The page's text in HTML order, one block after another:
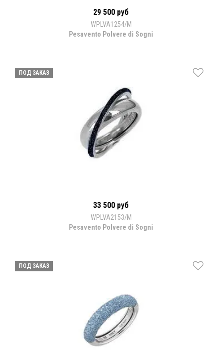
29 500 руб
WPLVA1254/M
Pesavento Polvere di Sogni
ПОД ЗАКАЗ
33 500 руб
WPLVA2153/M
Pesavento Polvere di Sogni
ПОД ЗАКАЗ